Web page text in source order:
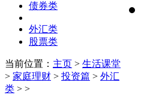
债券类
外汇类
股票类
当前位置： 主页 > 生活课堂
> 家庭理财 > 投资篇 > 外汇
类 > >